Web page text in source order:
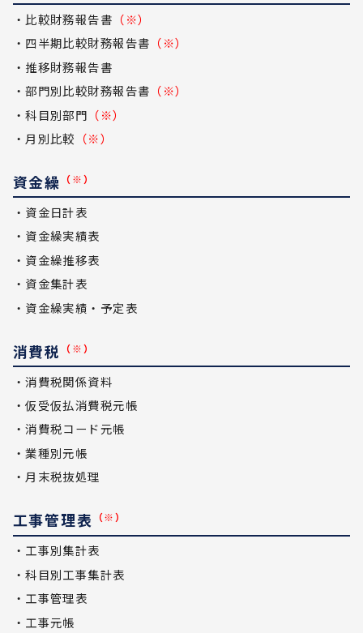
・比較財務報告書 （※）
・四半期比較財務報告書 （※）
・推移財務報告書
・部門別比較財務報告書 （※）
・科目別部門 （※）
・月別比較 （※）
資金繰 （※）
・資金日計表
・資金繰実績表
・資金繰推移表
・資金集計表
・資金繰実績・予定表
消費税 （※）
・消費税関係資料
・仮受仮払消費税元帳
・消費税コード元帳
・業種別元帳
・月末税抜処理
工事管理表 （※）
・工事別集計表
・科目別工事集計表
・工事管理表
・工事元帳